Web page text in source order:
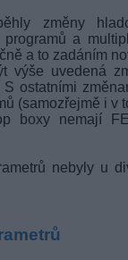
změny
a
a to zadáním
výše uvedená
ostatními
(samozřejmě i v
boxy nemají
nebyly u